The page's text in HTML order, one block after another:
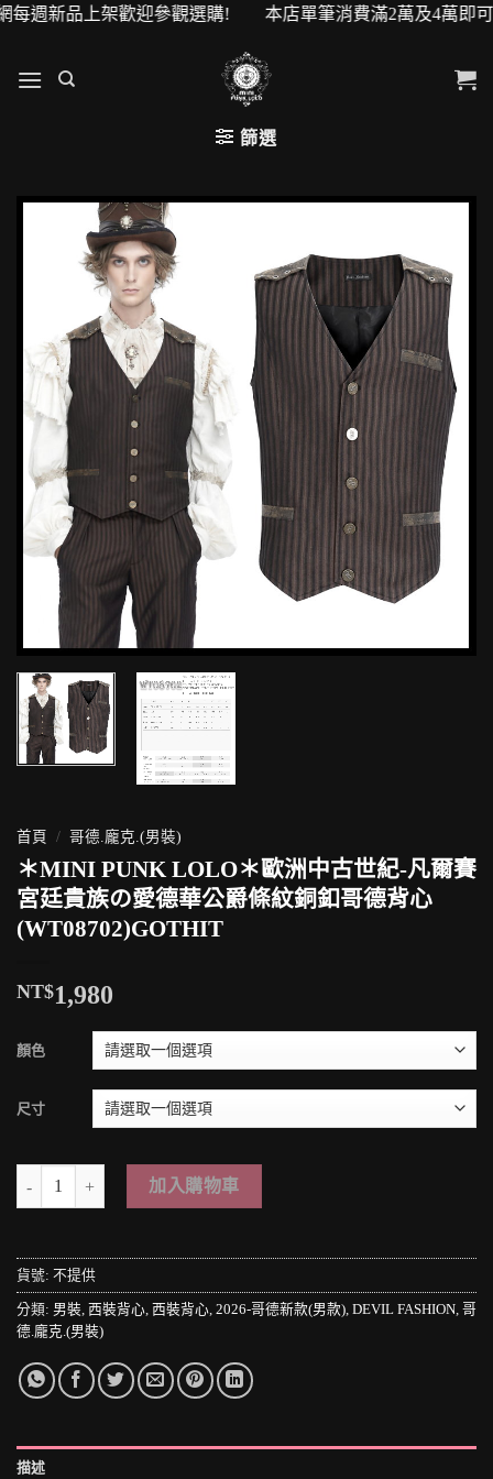
架歡迎參觀選購! 本店單筆消費滿2萬及4萬即可升級
篩選
首頁 / 哥德.龐克.(男裝)
＊MINI PUNK LOLO＊歐洲中古世紀-凡爾賽
宮廷貴族の愛德華公爵條紋銅釦哥德背心
(WT08702)GOTHIT
NT$1,980
顏色
尺寸
＊MINI PUNK LOLO＊歐洲中古世紀-凡爾賽宮廷貴族の愛德華公爵
加入購物車
貨號: 不提供
分類: 男裝, 西裝背心, 西裝背心, 2026-哥德新款(男款), DEVIL FASHION, 哥
德.龐克.(男裝)
描述